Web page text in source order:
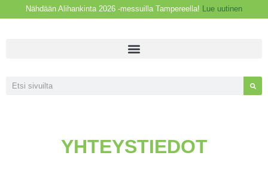
Nähdään Alihankinta 2026 -messuilla Tampereella! Lue uutinen
YHTEYSTIEDOT